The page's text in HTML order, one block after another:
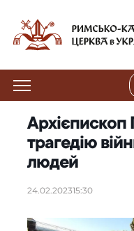
Архієпископ
трагедію
людей
24.02.202315:30